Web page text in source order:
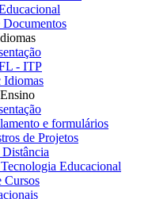
- ITP
Idiomas
e formulários
de Projetos
Educacional
Cursos